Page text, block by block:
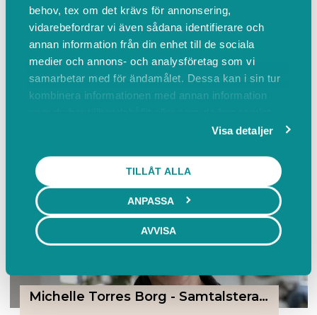
behov, tex om det krävs för annonsering,
vidarebefordrar vi även sådana identifierare och
annan information från din enhet till de sociala
medier och annons- och analysföretag som vi
samarbetar med för ändamålet. Dessa kan i sin tur
kombinera informationen med annan information
Visa detaljer
TILLÅT ALLA
ANPASSA
AVVISA
Wasa Rehab/ Rise and Shine i Örebro AB
Ringgatan 16, Örebro
Michelle Torres Borg - Samtalsterapeut